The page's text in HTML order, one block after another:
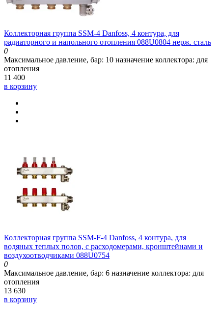
Коллекторная группа SSM-4 Danfoss, 4 контура, для
радиаторного и напольного отопления 088U0804 нерж. сталь
0
Максимальное давление, бар: 10 назначение коллектора: для
отопления
11 400
в корзину
Коллекторная группа SSM-F-4 Danfoss, 4 контура, для
водяных теплых полов, с расходомерами, кронштейнами и
воздухоотводчиками 088U0754
0
Максимальное давление, бар: 6 назначение коллектора: для
отопления
13 630
в корзину